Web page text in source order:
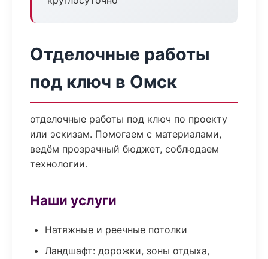
Отделочные работы
под ключ в Омск
отделочные работы под ключ по проекту
или эскизам. Помогаем с материалами,
ведём прозрачный бюджет, соблюдаем
технологии.
Наши услуги
Натяжные и реечные потолки
Ландшафт: дорожки, зоны отдыха,